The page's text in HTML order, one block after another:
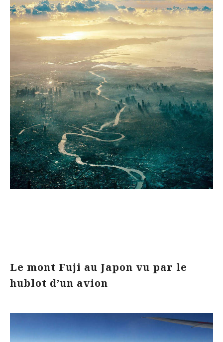
Le mont Fuji au Japon vu par le
hublot d’un avion